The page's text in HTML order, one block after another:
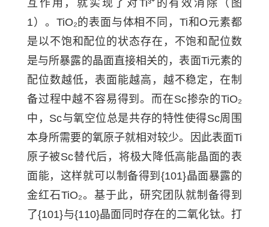
互作用，就实现了对Ti³⁺的有效消除（图
1）。TiO₂的表面与体相不同，Ti和O元素都
是以不饱和配位的状态存在，不饱和配位数
是与所暴露的晶面直接相关的，表面Ti元素的
配位数越低，表面能越高，越不稳定，在制
备过程中越不容易得到。而在Sc掺杂的TiO₂
中，Sc与氧空位总是共存的特性使得Sc周围
本身所需要的氧原子就相对较少。因此表面Ti
原子被Sc替代后，将极大降低高能晶面的表
面能，这样就可以制备得到{101}晶面暴露的
金红石TiO₂。基于此，研究团队就制备得到
了{101}与{110}晶面同时存在的二氧化钛。打